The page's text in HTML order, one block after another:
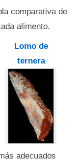
comparativa de
alimento.
Lomo de
ternera
adecuados